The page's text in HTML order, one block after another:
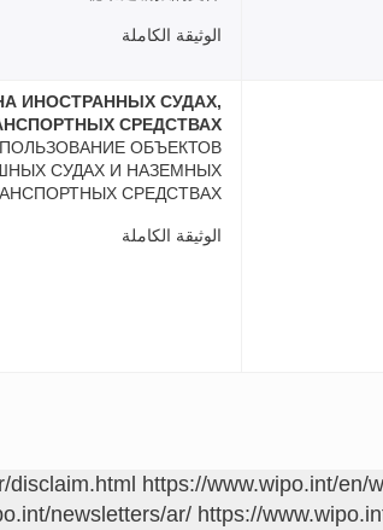
الوثيقة الكاملة
ИНОСТРАННЫХ СУДАХ,
СРЕДСТВАХ
ОБЪЕКТОВ
СУДАХ И НАЗЕМНЫХ
СРЕДСТВАХ
الوثيقة الكاملة
disclaim.html https://www.wipo.int/en/
newsletters/ar/ https://